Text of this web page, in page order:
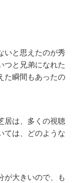
いと思えたのが秀
つと兄弟になれた
た瞬間もあったの
居は、多くの視聴
ては、どのような
が大きいので、も